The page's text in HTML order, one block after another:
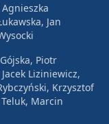
Jan
Piotr
Liziniewicz,
Krzysztof
Marcin